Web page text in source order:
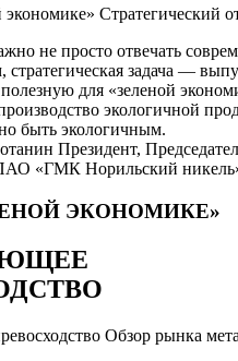
Стратегический
не просто отвечать
стратегическая задача —
для «зеленой
экологичной
быть экологичным.
Президент,
«ГМК Норильский
ЭКОНОМИКЕ»
Обзор рынка